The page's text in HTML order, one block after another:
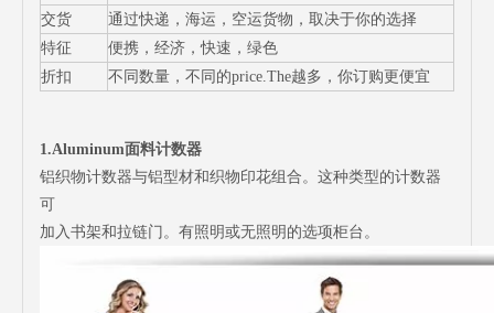
交货
通过快递，海运，空运货物，取决于你的选择
特征
便携，经济，快速，绿色
折扣
不同数量，不同的price.The越多，你订购更便宜
1.Aluminum面料计数器
铝织物计数器与铝型材和织物印花组合。这种类型的计数器
可
加入书架和拉链门。有照明或无照明的选项柜台。